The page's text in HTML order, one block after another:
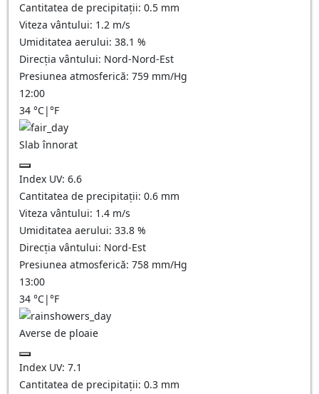
Cantitatea de precipitații: 0.5 mm
Viteza vântului: 1.2 m/s
Umiditatea aerului: 38.1 %
Direcția vântului: Nord-Nord-Est
Presiunea atmosferică: 759 mm/Hg
12:00
34 °C|°F
Slab înnorat
Index UV: 6.6
Cantitatea de precipitații: 0.6 mm
Viteza vântului: 1.4 m/s
Umiditatea aerului: 33.8 %
Direcția vântului: Nord-Est
Presiunea atmosferică: 758 mm/Hg
13:00
34 °C|°F
Averse de ploaie
Index UV: 7.1
Cantitatea de precipitații: 0.3 mm